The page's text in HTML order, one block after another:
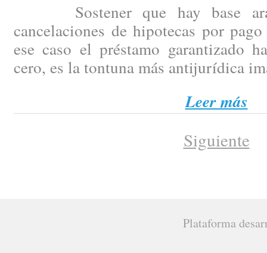
Sostener que hay base
cancelaciones de hipotecas por
ese caso el préstamo garantizado
cero, es la tontuna más antijurídica
Leer más
Siguiente
Plataforma